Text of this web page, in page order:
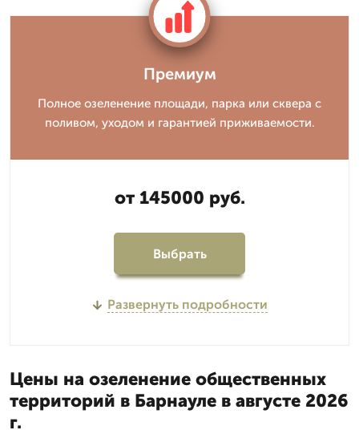
Премиум
Полное озеленение площади, парка или сквера с
поливом, уходом и гарантией приживаемости.
от 145000 руб.
Выбрать
Развернуть подробности
Цены на озеленение общественных
территорий в Барнауле в августе 2026
г.